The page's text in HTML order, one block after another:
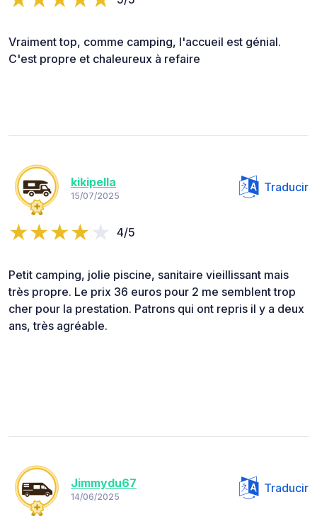
Vraiment top, comme camping, l'accueil est génial.
C'est propre et chaleureux à refaire
kikipella
15/07/2025
Traducir
4/5
Petit camping, jolie piscine, sanitaire vieillissant mais
très propre. Le prix 36 euros pour 2 me semblent trop
cher pour la prestation. Patrons qui ont repris il y a deux
ans, très agréable.
Jimmydu67
14/06/2025
Traducir